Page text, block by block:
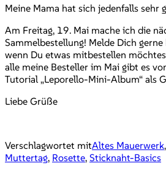
Meine Mama hat sich jedenfalls sehr
Am Freitag, 19. Mai mache ich die
Sammelbestellung! Melde Dich
wenn Du etwas mitbestellen
alle meine Besteller im Mai gibt es
Tutorial „Leporello-Mini-Album“ als
Liebe Grüße
Verschlagwortet mitAltes Mauerwerk,
Muttertag, Rosette, Sticknaht-Basics